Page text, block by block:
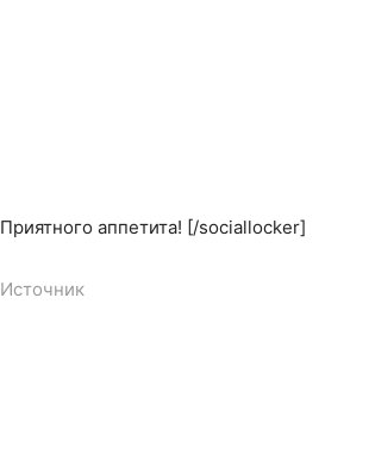
Приятного аппетита! [/sociallocker]
Источник